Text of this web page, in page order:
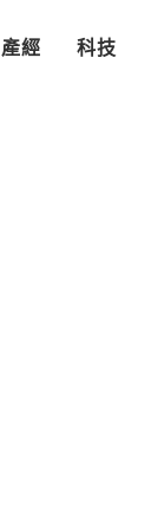
產經 科技